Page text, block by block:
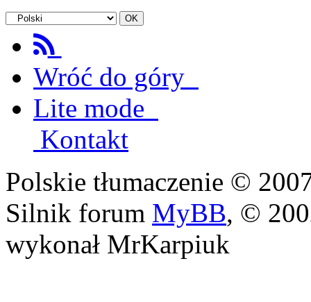
Wróć do góry
Lite mode
Kontakt
Polskie tłumaczenie ©
Silnik forum MyBB, ©
wykonał MrKarpiuk